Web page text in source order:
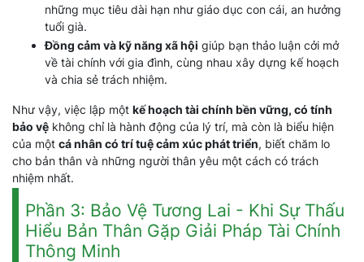
những mục tiêu dài hạn như giáo dục con cái, an hưởng
tuổi già.
Đồng cảm và kỹ năng xã hội giúp bạn thảo luận cởi mở
về tài chính với gia đình, cùng nhau xây dựng kế hoạch
và chia sẻ trách nhiệm.
Như vậy, việc lập một kế hoạch tài chính bền vững, có tính
bảo vệ không chỉ là hành động của lý trí, mà còn là biểu hiện
của một cá nhân có trí tuệ cảm xúc phát triển, biết chăm lo
cho bản thân và những người thân yêu một cách có trách
nhiệm nhất.
Phần 3: Bảo Vệ Tương Lai - Khi Sự Thấu
Hiểu Bản Thân Gặp Giải Pháp Tài Chính
Thông Minh